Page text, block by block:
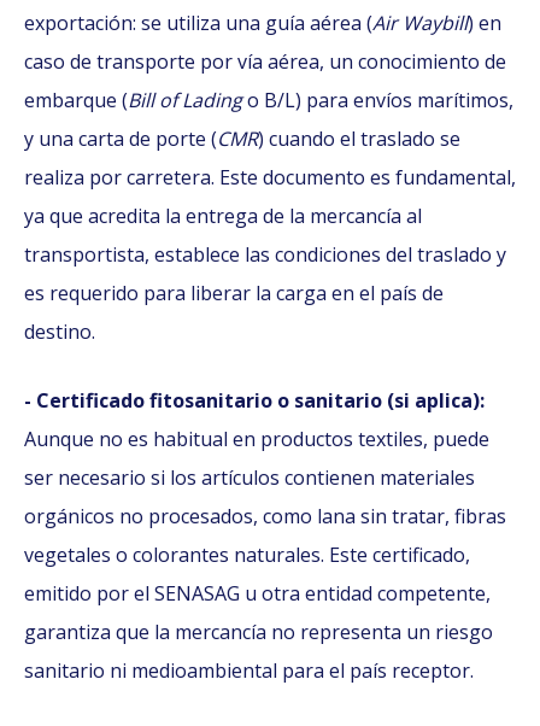
exportación: se utiliza una guía aérea (Air Waybill) en
caso de transporte por vía aérea, un conocimiento de
embarque (Bill of Ladingo B/L) para envíos marítimos,
y una carta de porte (CMR) cuando el traslado se
realiza por carretera. Este documento es fundamental,
ya que acredita la entrega de la mercancía al
transportista, establece las condiciones del traslado y
es requerido para liberar la carga en el país de
destino.
- Certificado fitosanitario o sanitario (si aplica):
Aunque no es habitual en productos textiles, puede
ser necesario si los artículos contienen materiales
orgánicos no procesados, como lana sin tratar, fibras
vegetales o colorantes naturales. Este certificado,
emitido por el SENASAG u otra entidad competente,
garantiza que la mercancía no representa un riesgo
sanitario ni medioambiental para el país receptor.